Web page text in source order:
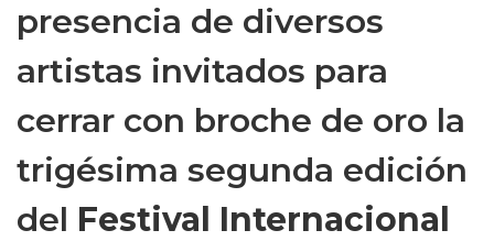
presencia de diversos
artistas invitados para
cerrar con broche de oro la
trigésima segunda edición
del Festival Internacional